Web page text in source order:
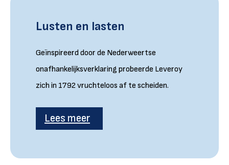
Lusten en lasten
Geïnspireerd door de Nederweertse
onafhankelijksverklaring probeerde Leveroy
zich in 1792 vruchteloos af te scheiden.
Lees meer